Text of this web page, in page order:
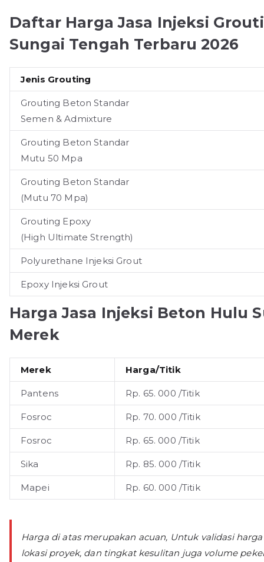
Daftar Harga Jasa Injeksi
Sungai Tengah Terbaru 2026
Jenis Grouting
Grouting Beton Standar
Semen & Admixture
Grouting Beton Standar
Mutu 50 Mpa
Grouting Beton Standar
(Mutu 70 Mpa)
Grouting Epoxy
(High Ultimate Strength)
Polyurethane Injeksi Grout
Epoxy Injeksi Grout
Harga Jasa Injeksi Beton Hulu
Merek
Merek Harga/Titik
Pantens Rp. 65. 000 /Titik
Fosroc Rp. 70. 000 /Titik
Fosroc Rp. 65. 000 /Titik
Sika Rp. 85. 000 /Titik
Mapei Rp. 60. 000 /Titik
Harga di atas merupakan acuan, Untuk validasi
lokasi proyek, dan tingkat kesulitan juga volume